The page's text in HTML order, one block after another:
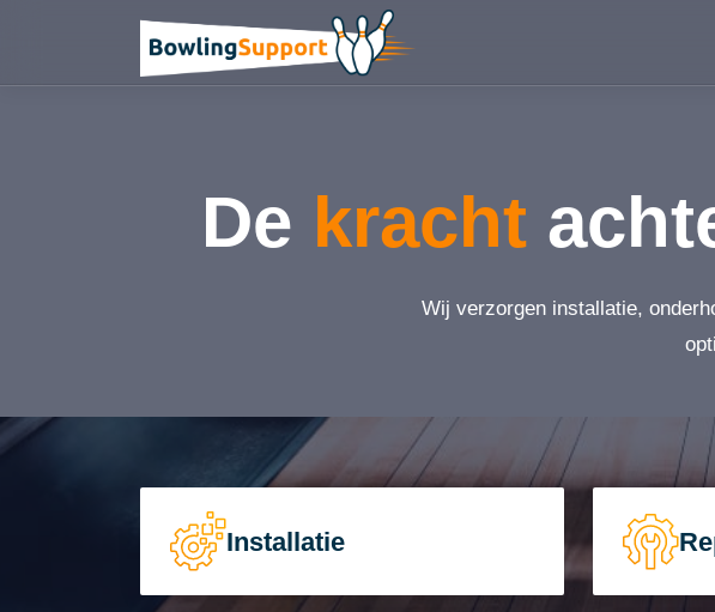
De kracht
Wij verzorgen installatie,
Installatie